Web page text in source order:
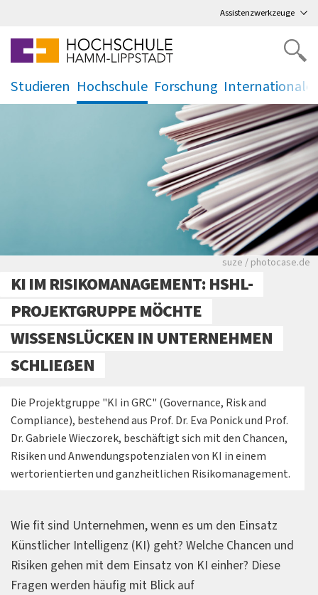
Assistenzwerkzeuge
Studieren
.
Hochschule
.
Forschung
. .
Viele Zeitungen.
suze / photocase.de
KI IM RISIKOMANAGEMENT: HSHL-
PROJEKTGRUPPE MÖCHTE
WISSENSLÜCKEN IN UNTERNEHMEN
SCHLIEẞEN
Die Projektgruppe "KI in GRC" (Governance, Risk and
Compliance), bestehend aus Prof. Dr. Eva Ponick und Prof.
Dr. Gabriele Wieczorek, beschäftigt sich mit den Chancen,
Risiken und Anwendungspotenzialen von KI in einem
wertorientierten und ganzheitlichen Risikomanagement.
Wie fit sind Unternehmen, wenn es um den Einsatz
Künstlicher Intelligenz (KI) geht? Welche Chancen und
Risiken gehen mit dem Einsatz von KI einher? Diese
Fragen werden häufig mit Blick auf